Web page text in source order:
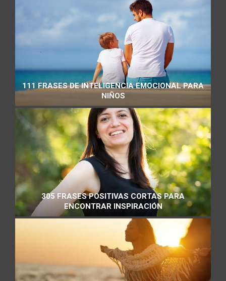
111 FRASES DE INTELIGENCIA EMOCIONAL PARA
NIÑOS
305 FRASES POSITIVAS CORTAS PARA
ENCONTRAR INSPIRACIÓN